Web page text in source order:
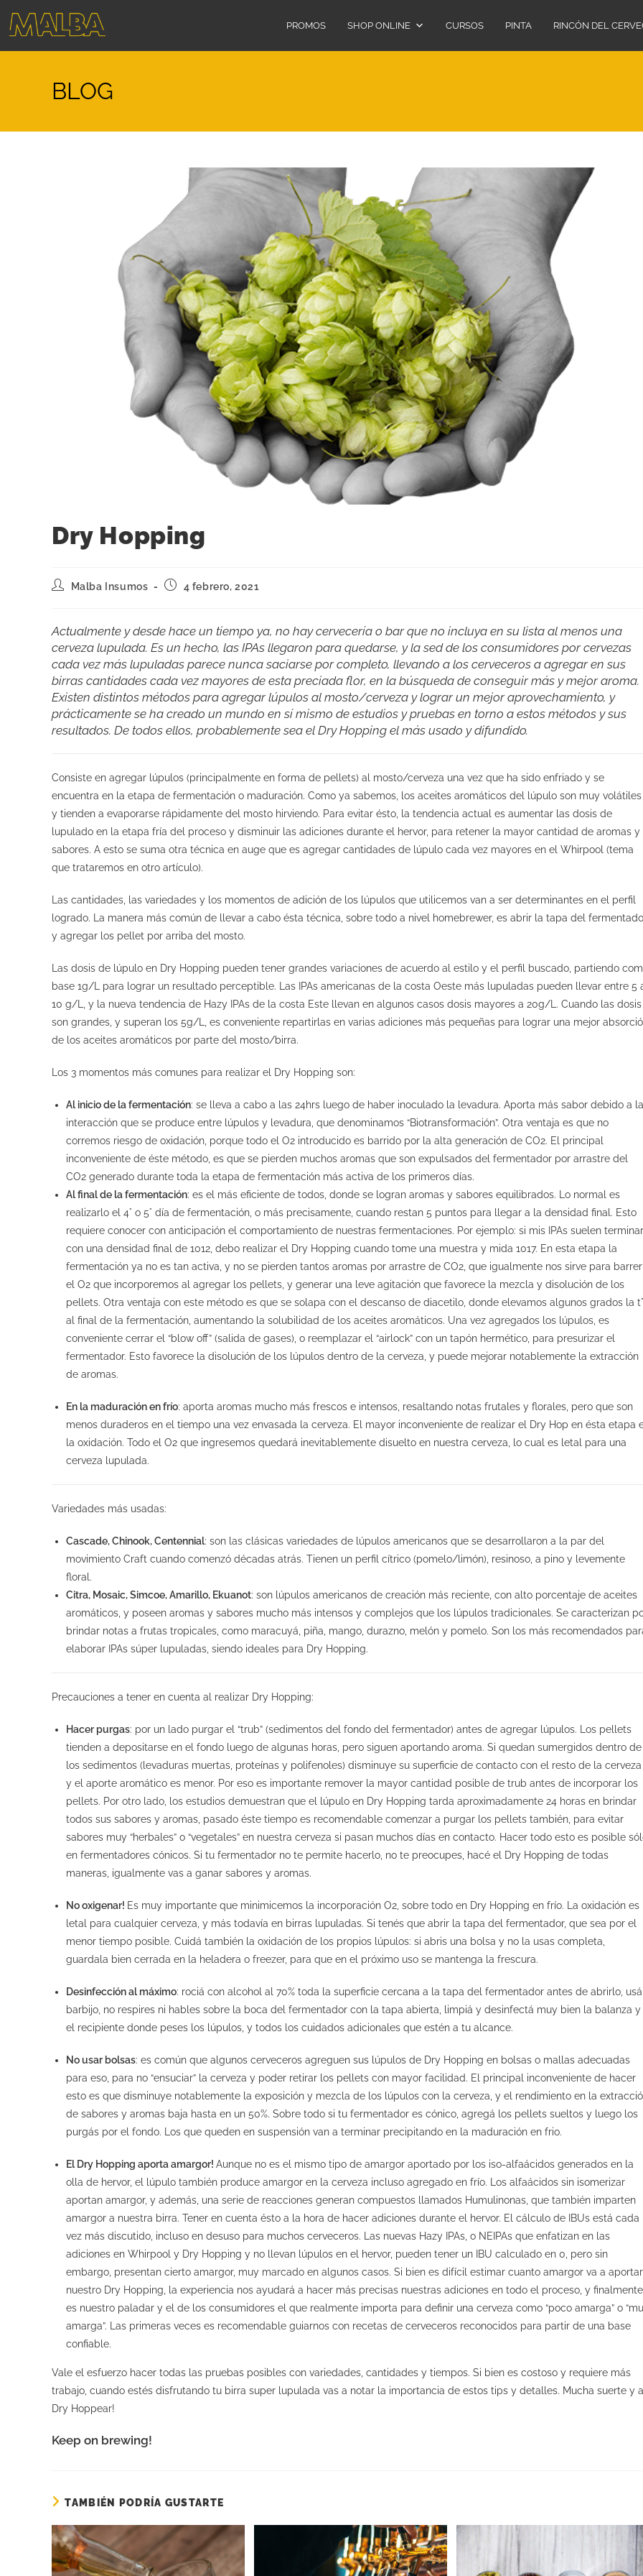
PROMOS SHOP ONLINE CURSOS PINTA RINCÓN DEL
BLOG
Dry Hopping
Malba Insumos 4 febrero, 2021
Actualmente y desde hace un tiempo ya, no hay cervecería o bar que no incluya en su lista al menos una
cerveza lupulada. Es un hecho, las IPAs llegaron para quedarse, y la sed de los consumidores por cervezas
cada vez más lupuladas parece nunca saciarse por completo, llevando a los cerveceros a agregar en sus
birras cantidades cada vez mayores de esta preciada flor, en la búsqueda de conseguir más y mejor aroma.
Existen distintos métodos para agregar lúpulos al mosto/cerveza y lograr un mejor aprovechamiento, y
prácticamente se ha creado un mundo en sí mismo de estudios y pruebas en torno a estos métodos y sus
resultados. De todos ellos, probablemente sea el Dry Hopping el más usado y difundido.
Consiste en agregar lúpulos (principalmente en forma de pellets) al mosto/cerveza una vez que ha sido enfriado y se
encuentra en la etapa de fermentación o maduración. Como ya sabemos, los aceites aromáticos del lúpulo son muy volátiles
y tienden a evaporarse rápidamente del mosto hirviendo. Para evitar ésto, la tendencia actual es aumentar las dosis de
lupulado en la etapa fría del proceso y disminuir las adiciones durante el hervor, para retener la mayor cantidad de aromas y
sabores. A esto se suma otra técnica en auge que es agregar cantidades de lúpulo cada vez mayores en el Whirpool (tema
que trataremos en otro artículo).
Las cantidades, las variedades y los momentos de adición de los lúpulos que utilicemos van a ser determinantes en el perfil
logrado. La manera más común de llevar a cabo ésta técnica, sobre todo a nivel homebrewer, es abrir la tapa del
y agregar los pellet por arriba del mosto.
Las dosis de lúpulo en Dry Hopping pueden tener grandes variaciones de acuerdo al estilo y el perfil buscado, partiendo
base 1g/L para lograr un resultado perceptible. Las IPAs americanas de la costa Oeste más lupuladas pueden llevar entre 5
10 g/L, y la nueva tendencia de Hazy IPAs de la costa Este llevan en algunos casos dosis mayores a 20g/L. Cuando las dosis
son grandes, y superan los 5g/L, es conveniente repartirlas en varias adiciones más pequeñas para lograr una mejor
de los aceites aromáticos por parte del mosto/birra.
Los 3 momentos más comunes para realizar el Dry Hopping son:
Al inicio de la fermentación: se lleva a cabo a las 24hrs luego de haber inoculado la levadura. Aporta más sabor debido a la
interacción que se produce entre lúpulos y levadura, que denominamos “Biotransformación”. Otra ventaja es que no
corremos riesgo de oxidación, porque todo el O2 introducido es barrido por la alta generación de CO2. El principal
inconveniente de éste método, es que se pierden muchos aromas que son expulsados del fermentador por arrastre del
CO2 generado durante toda la etapa de fermentación más activa de los primeros días.
Al final de la fermentación: es el más eficiente de todos, donde se logran aromas y sabores equilibrados. Lo normal es
realizarlo el 4° o 5° día de fermentación, o más precisamente, cuando restan 5 puntos para llegar a la densidad final. Esto
requiere conocer con anticipación el comportamiento de nuestras fermentaciones. Por ejemplo: si mis IPAs suelen terminar
con una densidad final de 1012, debo realizar el Dry Hopping cuando tome una muestra y mida 1017. En esta etapa la
fermentación ya no es tan activa, y no se pierden tantos aromas por arrastre de CO2 , que igualmente nos sirve para barrer
el O2 que incorporemos al agregar los pellets, y generar una leve agitación que favorece la mezcla y disolución de los
pellets. Otra ventaja con este método es que se solapa con el descanso de diacetilo, donde elevamos algunos grados la t°
al final de la fermentación, aumentando la solubilidad de los aceites aromáticos. Una vez agregados los lúpulos, es
conveniente cerrar el “blow off” (salida de gases), o reemplazar el “airlock” con un tapón hermético, para presurizar el
fermentador. Esto favorece la disolución de los lúpulos dentro de la cerveza, y puede mejorar notablemente la extracción
de aromas.
En la maduración en frío: aporta aromas mucho más frescos e intensos, resaltando notas frutales y florales, pero que son
menos duraderos en el tiempo una vez envasada la cerveza. El mayor inconveniente de realizar el Dry Hop en ésta etapa
la oxidación. Todo el O2 que ingresemos quedará inevitablemente disuelto en nuestra cerveza, lo cual es letal para una
cerveza lupulada.
Variedades más usadas:
Cascade, Chinook, Centennial: son las clásicas variedades de lúpulos americanos que se desarrollaron a la par del
movimiento Craft cuando comenzó décadas atrás. Tienen un perfil cítrico (pomelo/limón), resinoso, a pino y levemente
floral.
Citra, Mosaic, Simcoe, Amarillo, Ekuanot: son lúpulos americanos de creación más reciente, con alto porcentaje de aceites
aromáticos, y poseen aromas y sabores mucho más intensos y complejos que los lúpulos tradicionales. Se caracterizan
brindar notas a frutas tropicales, como maracuyá, piña, mango, durazno, melón y pomelo. Son los más recomendados
elaborar IPAs súper lupuladas, siendo ideales para Dry Hopping.
Precauciones a tener en cuenta al realizar Dry Hopping:
Hacer purgas: por un lado purgar el “trub” (sedimentos del fondo del fermentador) antes de agregar lúpulos. Los pellets
tienden a depositarse en el fondo luego de algunas horas, pero siguen aportando aroma. Si quedan sumergidos dentro de
los sedimentos (levaduras muertas, proteínas y polifenoles) disminuye su superficie de contacto con el resto de la cerveza
y el aporte aromático es menor. Por eso es importante remover la mayor cantidad posible de trub antes de incorporar los
pellets. Por otro lado, los estudios demuestran que el lúpulo en Dry Hopping tarda aproximadamente 24 horas en brindar
todos sus sabores y aromas, pasado éste tiempo es recomendable comenzar a purgar los pellets también, para evitar
sabores muy “herbales” o “vegetales” en nuestra cerveza si pasan muchos días en contacto. Hacer todo esto es posible
en fermentadores cónicos. Si tu fermentador no te permite hacerlo, no te preocupes, hacé el Dry Hopping de todas
maneras, igualmente vas a ganar sabores y aromas.
No oxigenar! Es muy importante que minimicemos la incorporación O2 , sobre todo en Dry Hopping en frío. La oxidación es
letal para cualquier cerveza, y más todavía en birras lupuladas. Si tenés que abrir la tapa del fermentador, que sea por el
menor tiempo posible. Cuidá también la oxidación de los propios lúpulos: si abris una bolsa y no la usas completa,
guardala bien cerrada en la heladera o freezer, para que en el próximo uso se mantenga la frescura.
Desinfección al máximo: rociá con alcohol al 70% toda la superficie cercana a la tapa del fermentador antes de abrirlo, usá
barbijo, no respires ni hables sobre la boca del fermentador con la tapa abierta, limpiá y desinfectá muy bien la balanza y
el recipiente donde peses los lúpulos, y todos los cuidados adicionales que estén a tu alcance.
No usar bolsas: es común que algunos cerveceros agreguen sus lúpulos de Dry Hopping en bolsas o mallas adecuadas
para eso, para no “ensuciar” la cerveza y poder retirar los pellets con mayor facilidad. El principal inconveniente de hacer
esto es que disminuye notablemente la exposición y mezcla de los lúpulos con la cerveza, y el rendimiento en la
de sabores y aromas baja hasta en un 50%. Sobre todo si tu fermentador es cónico, agregá los pellets sueltos y luego los
purgás por el fondo. Los que queden en suspensión van a terminar precipitando en la maduración en frio.
El Dry Hopping aporta amargor! Aunque no es el mismo tipo de amargor aportado por los iso-alfaácidos generados en la
olla de hervor, el lúpulo también produce amargor en la cerveza incluso agregado en frío. Los alfaácidos sin isomerizar
aportan amargor, y además, una serie de reacciones generan compuestos llamados Humulinonas, que también imparten
amargor a nuestra birra. Tener en cuenta ésto a la hora de hacer adiciones durante el hervor. El cálculo de IBUs está cada
vez más discutido, incluso en desuso para muchos cerveceros. Las nuevas Hazy IPAs, o NEIPAs que enfatizan en las
adiciones en Whirpool y Dry Hopping y no llevan lúpulos en el hervor, pueden tener un IBU calculado en 0, pero sin
embargo, presentan cierto amargor, muy marcado en algunos casos. Si bien es difícil estimar cuanto amargor va a aportar
nuestro Dry Hopping, la experiencia nos ayudará a hacer más precisas nuestras adiciones en todo el proceso, y finalmente
es nuestro paladar y el de los consumidores el que realmente importa para definir una cerveza como “poco amarga” o
amarga”. Las primeras veces es recomendable guiarnos con recetas de cerveceros reconocidos para partir de una base
confiable.
Vale el esfuerzo hacer todas las pruebas posibles con variedades, cantidades y tiempos. Si bien es costoso y requiere más
trabajo, cuando estés disfrutando tu birra super lupulada vas a notar la importancia de estos tips y detalles. Mucha suerte y a
Dry Hoppear!
Keep on brewing!
TAMBIÉN PODRÍA GUSTARTE